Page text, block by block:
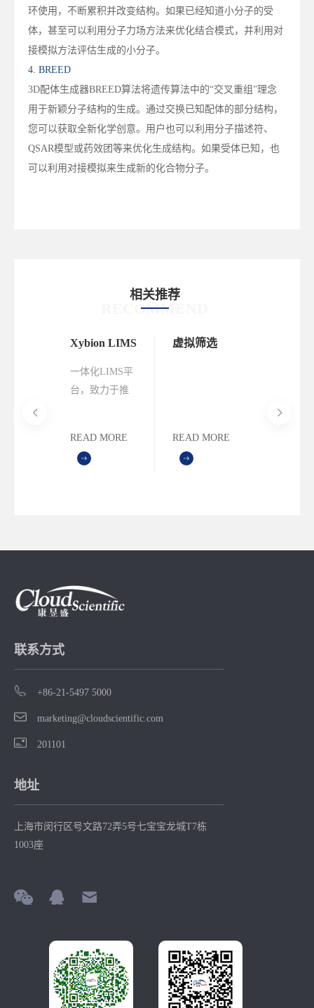
环使用，不断累积并改变结构。如果已经知道小分子的受
体，甚至可以利用分子力场方法来优化结合模式，并利用对
接模拟方法评估生成的小分子。
4. BREED
3D配体生成器BREED算法将遗传算法中的“交叉重组”理念
用于新颖分子结构的生成。通过交换已知配体的部分结构，
您可以获取全新化学创意。用户也可以利用分子描述符、
QSAR模型或药效团等来优化生成结构。如果受体已知，也
可以利用对接模拟来生成新的化合物分子。
相关推荐
RECOMMEND
Xybion LIMS
一体化LIMS平
台，致力于推
READ MORE
虚拟筛选
READ MORE
联系方式
+86-21-5497 5000
marketing@cloudscientific.com
201101
地址
上海市闵行区号文路72弄5号七宝宝龙城T7栋
1003座